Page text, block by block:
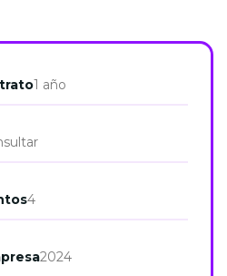
1 año
4
2024